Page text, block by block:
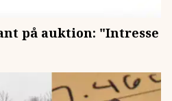
på auktion: "Intresse